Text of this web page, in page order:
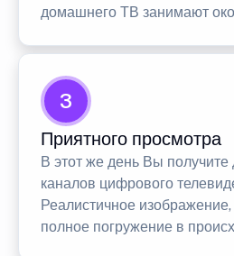
домашнего ТВ занимают
3
Приятного просмотра
В этот же день Вы получите
каналов цифрового
Реалистичное
полное погружение в